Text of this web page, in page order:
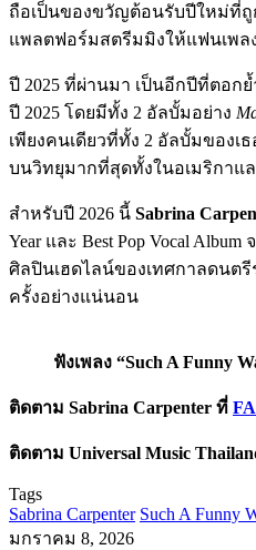
ถือเป็นของขวัญต้อนรับปีใหม่ที่
แพลตฟอร์มสตรีมมิงให้แฟนเพล
ปี 2025 ที่ผ่านมา เป็นอีกปีที่ตอกย้
ปี 2025 โดยมีทั้ง 2 อัลบั้มอย่าง
เพียงคนเดียวที่ทั้ง 2 อัลบั้มของเธ
บนวิทยุมากที่สุดทั้งในอเมริกาแล
สำหรับปี 2026 นี้ Sabrina
Year และ Best Pop Vocal Album
ศิลปินเฮดไลน์ของเทศกาลดนตรี
ครั้งอย่างแน่นอน
ฟังเพลง “Such A Funny
ติดตาม Sabrina Carpenter ที่
ติดตาม Universal Music
Tags
Sabrina Carpenter Such A Funny
มกราคม 8, 2026